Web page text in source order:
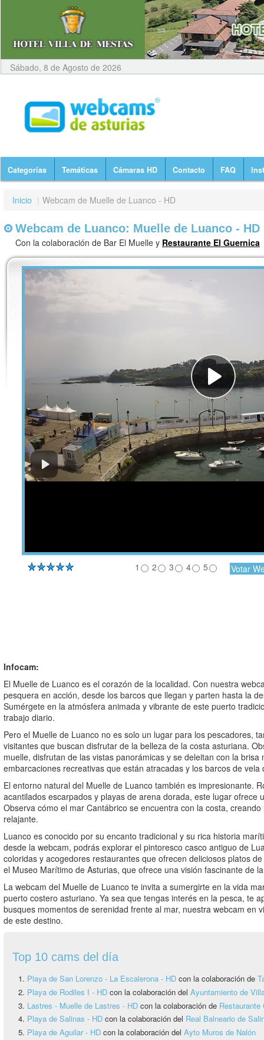
Sábado, 8 de Agosto de 2026
Categorías Temáticas Cámaras HD Contacto FAQ
Inicio | Webcam de Muelle de Luanco - HD
Webcam de Luanco: Muelle de Luanco - HD
Con la colaboración de Bar El Muelle y Restaurante El Guernica
1 2 3 4 5
Infocam:
El Muelle de Luanco es el corazón de la localidad. Con nuestra
pesquera en acción, desde los barcos que llegan y parten hasta la
Sumérgete en la atmósfera animada y vibrante de este puerto
trabajo diario.
Pero el Muelle de Luanco no es solo un lugar para los pescadores,
visitantes que buscan disfrutar de la belleza de la costa asturiana.
muelle, disfrutan de las vistas panorámicas y se deleitan con la
embarcaciones recreativas que están atracadas y los barcos de
El entorno natural del Muelle de Luanco también es impresionante.
acantilados escarpados y playas de arena dorada, este lugar ofrece
Observa cómo el mar Cantábrico se encuentra con la costa,
relajante.
Luanco es conocido por su encanto tradicional y su rica historia
desde la webcam, podrás explorar el pintoresco casco antiguo de
coloridas y acogedores restaurantes que ofrecen deliciosos platos
el Museo Marítimo de Asturias, que ofrece una visión fascinante de
La webcam del Muelle de Luanco te invita a sumergirte en la vida
puerto costero asturiano. Ya sea que tengas interés en la pesca, te
busques momentos de serenidad frente al mar, nuestra webcam en
de este destino.
Top 10 cams del día
Playa de San Lorenzo - La Escalerona - HD con la colaboración de
Playa de Rodiles I - HD con la colaboración del Ayuntamiento de
Lastres - Muelle de Lastres - HD con la colaboración de
Playa de Salinas - HD con la colaboración del Real Balneario de
Playa de Aguilar - HD con la colaboración del Ayto Muros de Nalón